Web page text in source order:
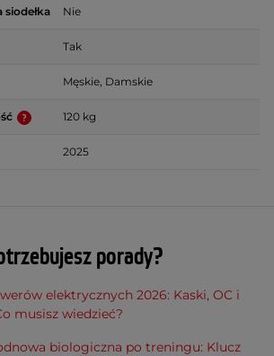
siodełka Nie
Tak
Męskie, Damskie
120 kg
2025
porady?
elektrycznych 2026: Kaski, OC i
musisz wiedzieć?
biologiczna po treningu: Klucz